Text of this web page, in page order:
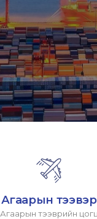
Агаарын тээвэр
Агаарын тээврийн цогц